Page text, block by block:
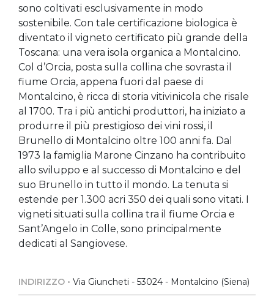
sono coltivati esclusivamente in modo
sostenibile. Con tale certificazione biologica è
diventato il vigneto certificato più grande della
Toscana: una vera isola organica a Montalcino.
Col d’Orcia, posta sulla collina che sovrasta il
fiume Orcia, appena fuori dal paese di
Montalcino, è ricca di storia vitivinicola che risale
al 1700. Tra i più antichi produttori, ha iniziato a
produrre il più prestigioso dei vini rossi, il
Brunello di Montalcino oltre 100 anni fa. Dal
1973 la famiglia Marone Cinzano ha contribuito
allo sviluppo e al successo di Montalcino e del
suo Brunello in tutto il mondo. La tenuta si
estende per 1.300 acri 350 dei quali sono vitati. I
vigneti situati sulla collina tra il fiume Orcia e
Sant’Angelo in Colle, sono principalmente
dedicati al Sangiovese.
INDIRIZZO • Via Giuncheti - 53024 - Montalcino (Siena)